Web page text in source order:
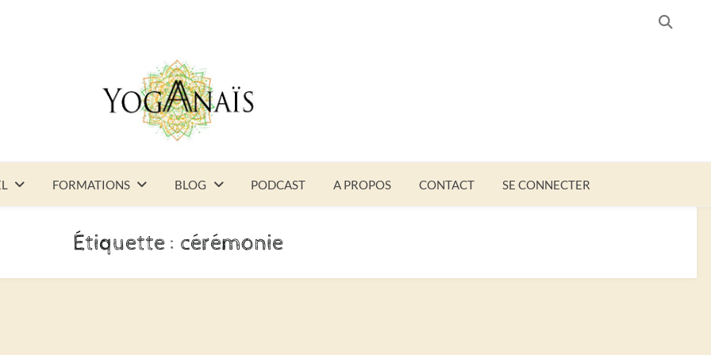
FORMATIONS BLOG PODCAST A PROPOS CONTACT SE CONNECTER
Étiquette : cérémonie